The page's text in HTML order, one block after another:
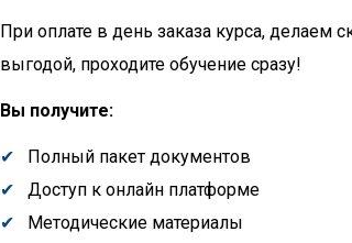
При оплате в день заказа курса, делаем
выгодой, проходите обучение сразу!
Вы получите:
Полный пакет документов
Доступ к онлайн платформе
Методические материалы